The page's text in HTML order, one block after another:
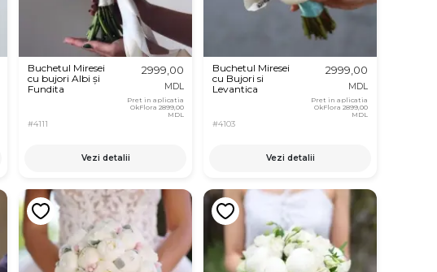
Buchetul Miresei
cu bujori Albi și
Fundita
#4111
2999,00
MDL
Pret in aplicatia
OkFlora 2899,00
MDL
Vezi detalii
Buchetul Miresei
cu Bujori si
Levantica
#4103
2999,00
MDL
Pret in aplicatia
OkFlora2899,00
MDL
Vezi detalii